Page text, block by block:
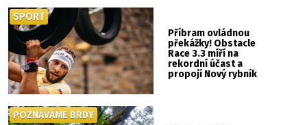
Příbram ovládnou
překážky! Obstacle
Race 3.3 míří na
rekordní účast a
propojí Nový rybník
SPORT
POZNÁVÁME BRDY